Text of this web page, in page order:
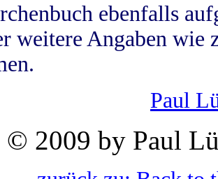
ebenfalls
weitere Angaben wie
Paul
© 2009 by Paul